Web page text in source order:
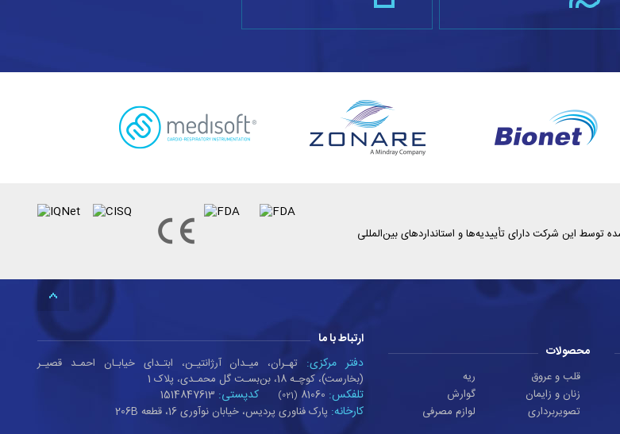
توسط این شرکت دارای تأییدیه‌ها و استانداردهای بین‌المللی
محصولات
قلب و عروق
زنان و زایمان
تصویربرداری
ریه
گوارش
لوازم مصرفی
ارتباط با ما
دفتر مرکزی: تهـران، میـدان آرژانتیـن، ابتـدای خیابـان احمـد قصیـر
(بخارست)، کوچـه 18، بن‌بسـت گل محمـدی، پلاک 1
تلفکس: 81060
(021) کدپستی: 1514847613
کارخانه: پارک فناوری پردیس، خیابان نوآوری 16، قطعه 206B